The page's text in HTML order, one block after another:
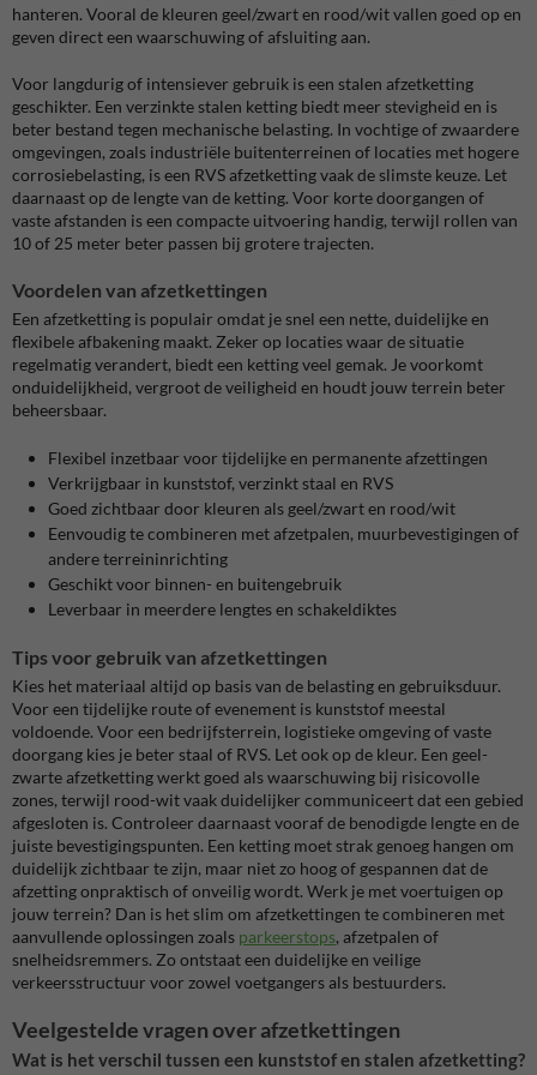
hanteren. Vooral de kleuren geel/zwart en rood/wit vallen goed op en
geven direct een waarschuwing of afsluiting aan.
Voor langdurig of intensiever gebruik is een stalen afzetketting
geschikter. Een verzinkte stalen ketting biedt meer stevigheid en is
beter bestand tegen mechanische belasting. In vochtige of zwaardere
omgevingen, zoals industriële buitenterreinen of locaties met hogere
corrosiebelasting, is een RVS afzetketting vaak de slimste keuze. Let
daarnaast op de lengte van de ketting. Voor korte doorgangen of
vaste afstanden is een compacte uitvoering handig, terwijl rollen van
10 of 25 meter beter passen bij grotere trajecten.
Voordelen van afzetkettingen
Een afzetketting is populair omdat je snel een nette, duidelijke en
flexibele afbakening maakt. Zeker op locaties waar de situatie
regelmatig verandert, biedt een ketting veel gemak. Je voorkomt
onduidelijkheid, vergroot de veiligheid en houdt jouw terrein beter
beheersbaar.
Flexibel inzetbaar voor tijdelijke en permanente afzettingen
Verkrijgbaar in kunststof, verzinkt staal en RVS
Goed zichtbaar door kleuren als geel/zwart en rood/wit
Eenvoudig te combineren met afzetpalen, muurbevestigingen of
andere terreininrichting
Geschikt voor binnen- en buitengebruik
Leverbaar in meerdere lengtes en schakeldiktes
Tips voor gebruik van afzetkettingen
Kies het materiaal altijd op basis van de belasting en gebruiksduur.
Voor een tijdelijke route of evenement is kunststof meestal
voldoende. Voor een bedrijfsterrein, logistieke omgeving of vaste
doorgang kies je beter staal of RVS. Let ook op de kleur. Een geel-
zwarte afzetketting werkt goed als waarschuwing bij risicovolle
zones, terwijl rood-wit vaak duidelijker communiceert dat een gebied
afgesloten is. Controleer daarnaast vooraf de benodigde lengte en de
juiste bevestigingspunten. Een ketting moet strak genoeg hangen om
duidelijk zichtbaar te zijn, maar niet zo hoog of gespannen dat de
afzetting onpraktisch of onveilig wordt. Werk je met voertuigen op
jouw terrein? Dan is het slim om afzetkettingen te combineren met
aanvullende oplossingen zoals parkeerstops, afzetpalen of
snelheidsremmers. Zo ontstaat een duidelijke en veilige
verkeersstructuur voor zowel voetgangers als bestuurders.
Veelgestelde vragen over afzetkettingen
Wat is het verschil tussen een kunststof en stalen afzetketting?